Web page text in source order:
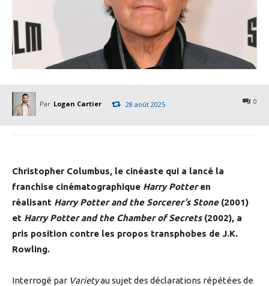
Par Logan Cartier 0
28 août 2025
Christopher Columbus, le cinéaste qui a lancé la
franchise cinématographique Harry Potteren
réalisant Harry Potter and the Sorcerer’s Stone(2001)
et Harry Potter and the Chamber of Secrets(2002), a
pris position contre les propos transphobes de J.K.
Rowling.
Interrogé par Varietyau sujet des déclarations répétées de